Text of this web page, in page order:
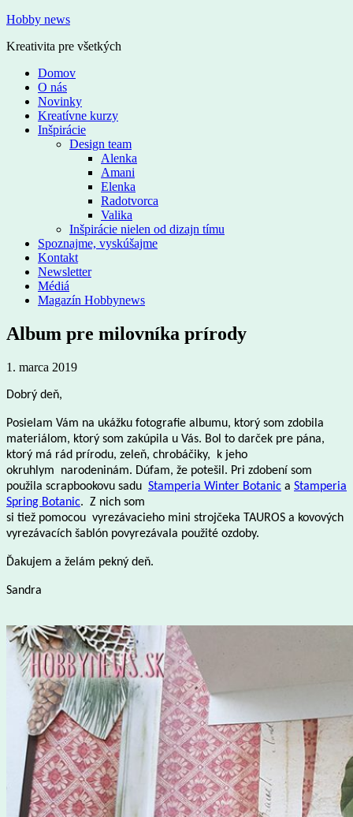
Hobby news
Kreativita pre všetkých
Domov
O nás
Novinky
Kreatívne kurzy
Inšpirácie
Design team
Alenka
Amani
Elenka
Radotvorca
Valika
Inšpirácie nielen od dizajn tímu
Spoznajme, vyskúšajme
Kontakt
Newsletter
Médiá
Magazín Hobbynews
Album pre milovníka prírody
1. marca 2019
Dobrý deň,
Posielam Vám na ukážku fotografie albumu, ktorý som zdobila
materiálom, ktorý som zakúpila u Vás. Bol to darček pre pána,
ktorý má rád prírodu, zeleň, chrobáčiky, k jeho
okruhlym narodeninám. Dúfam, že potešil. Pri zdobení som
použila scrapbookovu sadu Stamperia Winter Botanic a Stamperia
Spring Botanic. Z nich som
si tiež pomocou vyrezávacieho mini strojčeka TAUROS a kovových
vyrezávacích šablón povyrezávala použité ozdoby.
Ďakujem a želám pekný deň.
Sandra